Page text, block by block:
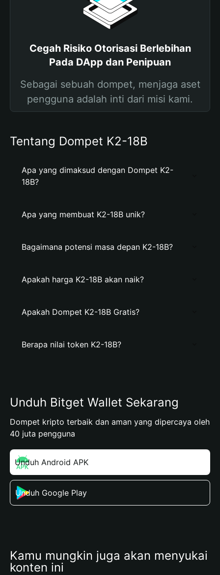
Cegah Risiko Otorisasi Berlebihan
Pada DApp dan Penipuan
Sebagai sebuah dompet, menjaga aset
pengguna adalah inti dari misi kami.
Tentang Dompet K2-18B
Apa yang dimaksud dengan Dompet K2-
18B?
Apa yang membuat K2-18B unik?
Bagaimana potensi masa depan K2-18B?
Apakah harga K2-18B akan naik?
Apakah Dompet K2-18B Gratis?
Berapa nilai token K2-18B?
Unduh Bitget Wallet Sekarang
Dompet kripto terbaik dan aman yang dipercaya oleh
40 juta pengguna
Unduh Android APK
Unduh Google Play
Kamu mungkin juga akan menyukai
konten ini